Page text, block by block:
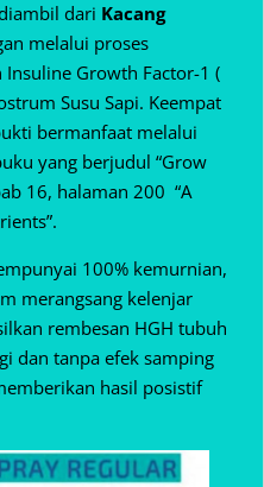
dari Kacang
melalui proses
Growth Factor-1 (
Susu Sapi. Keempat
bermanfaat melalui
yang berjudul “Grow
16, halaman 200 “A
100% kemurnian,
merangsang kelenjar
rembesan HGH tubuh
dan tanpa efek samping
hasil posistif